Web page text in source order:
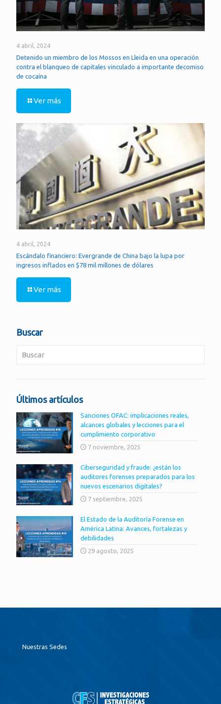
4 abril, 2024
Detenido un miembro de los Mossos en Lleida en una operación
contra el blanqueo de capitales vinculado a importante decomiso
de cocaína
Ver más
4 abril, 2024
Escándalo financiero: Evergrande de China bajo la lupa por
ingresos inflados en $78 mil millones de dólares
Ver más
Buscar
Últimos artículos
Sanciones OFAC: implicaciones reales,
alcances globales y lecciones para el
cumplimiento corporativo
7 noviembre, 2025
Ciberseguridad y fraude: ¿están los
auditores forenses preparados para los
nuevos escenarios digitales?
7 septiembre, 2025
El Estado de la Auditoría Forense en
América Latina: Avances, fortalezas y
debilidades
29 agosto, 2025
Nuestras Sedes